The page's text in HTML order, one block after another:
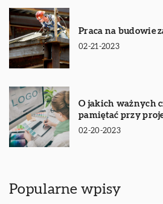
Praca na budowie
02-21-2023
O jakich ważnych
pamiętać przy
02-20-2023
Popularne wpisy